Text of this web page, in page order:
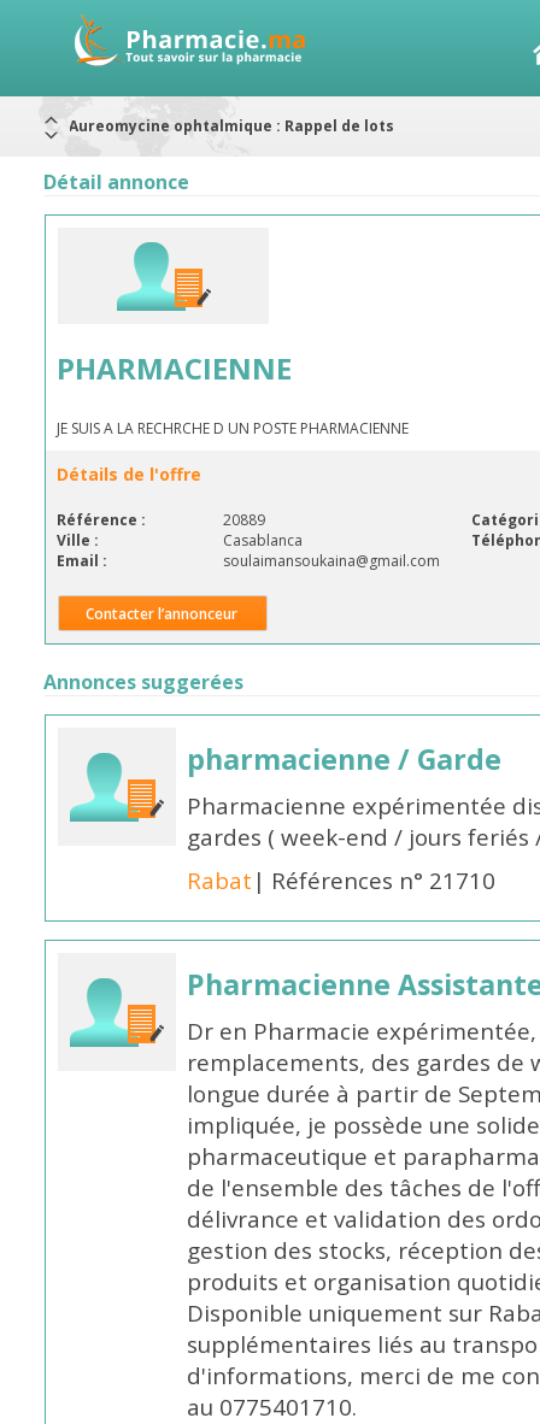
Aureomycine ophtalmique : Rappel de lots
RAPPELS DE LOTS
Alerte / AMMPS
Détail annonce
PHARMACIENNE
JE SUIS A LA RECHRCHE D UN POSTE PHARMACIENNE
Détails de l'offre
Référence : 20889
Ville :
Casablanca
Email :
soulaimansoukaina@gmail.com
Contacter l’annonceur
Annonces suggerées
pharmacienne / Garde
Pharmacienne expérimentée
gardes ( week-end / jours
Rabat | Références n° 21710
Pharmacienne
Dr en Pharmacie
remplacements, des gardes de
longue durée à partir de
impliquée, je possède une
pharmaceutique et
de l'ensemble des tâches de
délivrance et validation des
gestion des stocks, réception
produits et organisation
Disponible uniquement sur
supplémentaires liés au
d'informations, merci de me
au 0775401710.